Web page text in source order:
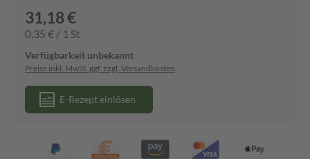
31,18 €
0,35 € / 1 St
Verfügbarkeit unbekannt
Preise inkl. MwSt. ggf. zzgl. Versandkosten
E-Rezept einlösen